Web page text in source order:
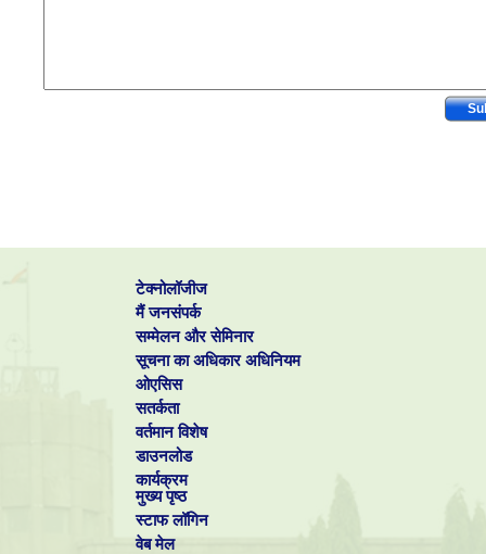
टेक्नोलॉजीज
मैं जनसंपर्क
सम्मेलन और सेमिनार
सूचना का अधिकार अधिनियम
ओएसिस
सतर्कता
वर्तमान विशेष
डाउनलोड
कार्यक्रम
मुख्य पृष्ठ
स्टाफ लॉगिन
वेब मेल